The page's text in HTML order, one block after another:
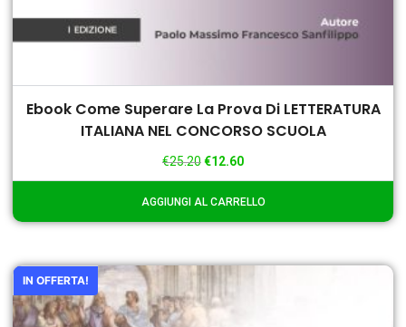
Ebook Come Superare La Prova Di LETTERATURA
ITALIANA NEL CONCORSO SCUOLA
€25.20€12.60
AGGIUNGI AL CARRELLO
IN OFFERTA!